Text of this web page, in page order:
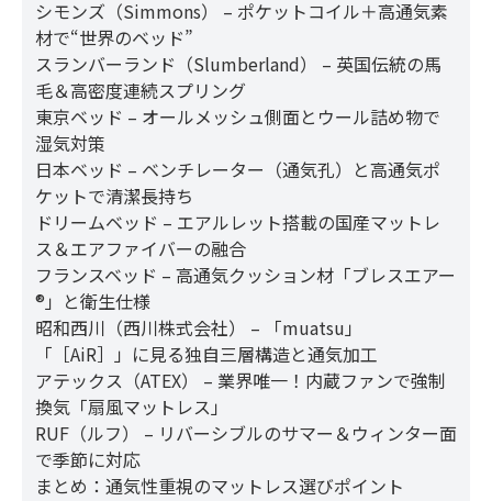
シモンズ（Simmons） – ポケットコイル＋高通気素
材で“世界のベッド”
スランバーランド（Slumberland） – 英国伝統の馬
毛＆高密度連続スプリング
東京ベッド – オールメッシュ側面とウール詰め物で
湿気対策
日本ベッド – ベンチレーター（通気孔）と高通気ポ
ケットで清潔長持ち
ドリームベッド – エアルレット搭載の国産マットレ
ス＆エアファイバーの融合
フランスベッド – 高通気クッション材「ブレスエアー
®」と衛生仕様
昭和西川（西川株式会社） – 「muatsu」
「［AiR］」に見る独自三層構造と通気加工
アテックス（ATEX） – 業界唯一！内蔵ファンで強制
換気「扇風マットレス」
RUF（ルフ） – リバーシブルのサマー＆ウィンター面
で季節に対応
まとめ：通気性重視のマットレス選びポイント